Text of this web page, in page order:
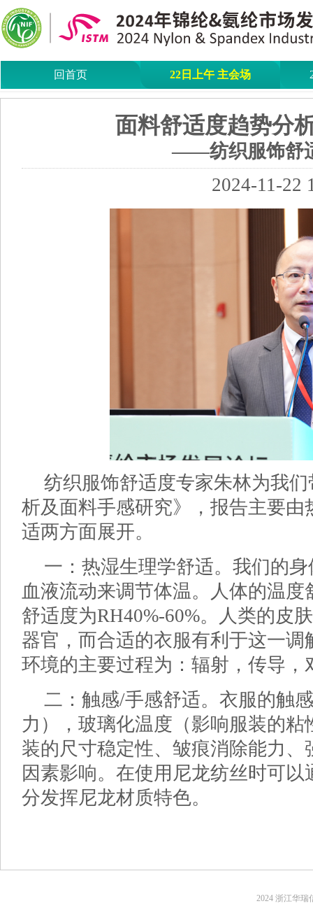
回首页 22日上午 主会场
面料舒适度趋势分
——纺织服饰舒
2024-11-22
纺织服饰舒适度专家朱林为我
析及面料手感研究》，报告主要
适两方面展开。
一：热湿生理学舒适。我们的
血液流动来调节体温。人体的温
舒适度为RH40%-60%。人类的皮
器官，而合适的衣服有利于这一
环境的主要过程为：辐射，传导，
二：触感/手感舒适。衣服的触
力），玻璃化温度（影响服装的
装的尺寸稳定性、皱痕消除能力
因素影响。在使用尼龙纺丝时可
分发挥尼龙材质特色。
2024 浙江华瑞